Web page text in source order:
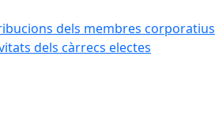
dels membres corporatius
dels càrrecs electes